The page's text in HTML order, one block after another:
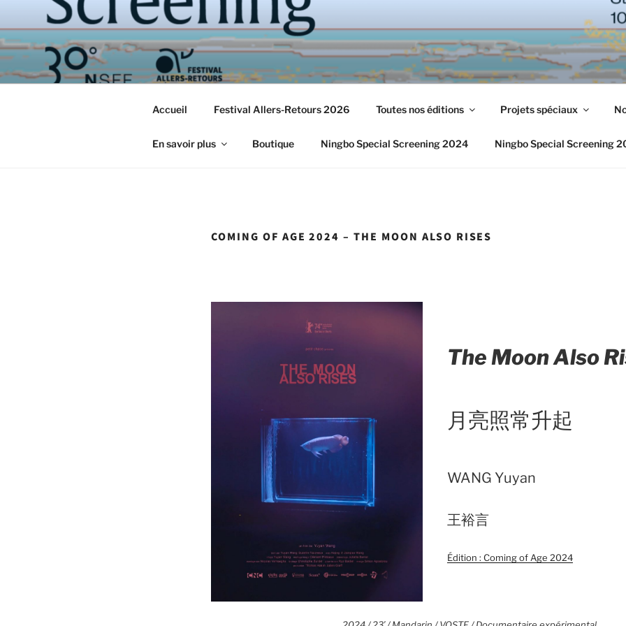
contenu
principal
Accueil Festival Allers-Retours 2026 Toutes nos éditions Projets spéciaux
En savoir plus Boutique Ningbo Special Screening 2024 Ningbo Special Screening
COMING OF AGE 2024 – THE MOON ALSO RISES
The Moon Also
月亮照常升起
WANG Yuyan
王裕言
Édition : Coming of Age 2024